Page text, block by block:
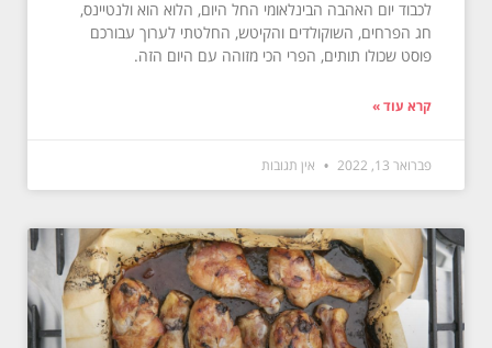
לכבוד יום האהבה הבינלאומי החל היום, הלוא הוא ולנטיינס,
חג הפרחים, השוקולדים והקיטש, החלטתי לערוך עבורכם
פוסט שכולו תותים, הפרי הכי מזוהה עם היום הזה.
קרא עוד »
פברואר 13, 2022 אין תגובות